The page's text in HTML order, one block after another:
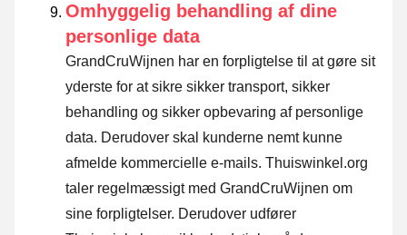
Omhyggelig behandling af dine
personlige data
GrandCruWijnen har en forpligtelse til at gøre sit
yderste for at sikre sikker transport, sikker
behandling og sikker opbevaring af personlige
data. Derudover skal kunderne nemt kunne
afmelde kommercielle e-mails. Thuiswinkel.org
taler regelmæssigt med GrandCruWijnen om
sine forpligtelser. Derudover udfører